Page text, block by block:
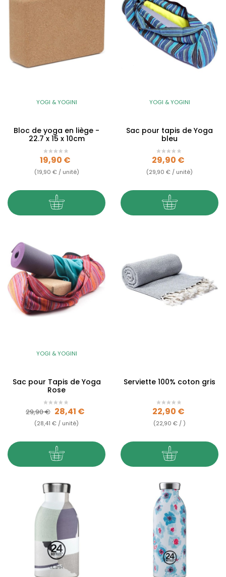
YOGI & YOGINI
Bloc de yoga en liège -
22.7 x 15 x 10cm
Prix
19,90 €
(19,90 € / unité)
YOGI & YOGINI
Sac pour tapis de Yoga
bleu
Prix
29,90 €
(29,90 € / unité)
YOGI & YOGINI
Sac pour Tapis de Yoga
Rose
Prix de base
29,90 € Prix
28,41 €
(28,41 € / unité)
Serviette 100% coton gris
Prix
22,90 €
(22,90 € / )